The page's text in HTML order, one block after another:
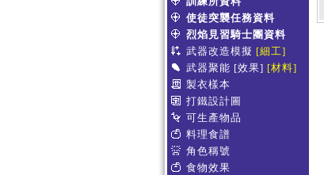
使徒突襲任務資料
烈焰見習騎士團資料
武器改造模擬 [細工]
武器聚能 [效果] [材料]
製衣樣本
打鐵設計圖
可生產物品
料理食譜
角色稱號
食物效果